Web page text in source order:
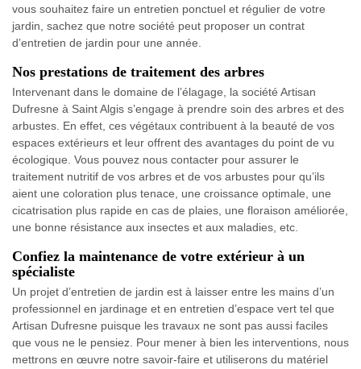
vous souhaitez faire un entretien ponctuel et régulier de votre
jardin, sachez que notre société peut proposer un contrat
d’entretien de jardin pour une année.
Nos prestations de traitement des arbres
Intervenant dans le domaine de l’élagage, la société Artisan
Dufresne à Saint Algis s’engage à prendre soin des arbres et des
arbustes. En effet, ces végétaux contribuent à la beauté de vos
espaces extérieurs et leur offrent des avantages du point de vu
écologique. Vous pouvez nous contacter pour assurer le
traitement nutritif de vos arbres et de vos arbustes pour qu’ils
aient une coloration plus tenace, une croissance optimale, une
cicatrisation plus rapide en cas de plaies, une floraison améliorée,
une bonne résistance aux insectes et aux maladies, etc.
Confiez la maintenance de votre extérieur à un
spécialiste
Un projet d’entretien de jardin est à laisser entre les mains d’un
professionnel en jardinage et en entretien d’espace vert tel que
Artisan Dufresne puisque les travaux ne sont pas aussi faciles
que vous ne le pensiez. Pour mener à bien les interventions, nous
mettrons en œuvre notre savoir-faire et utiliserons du matériel